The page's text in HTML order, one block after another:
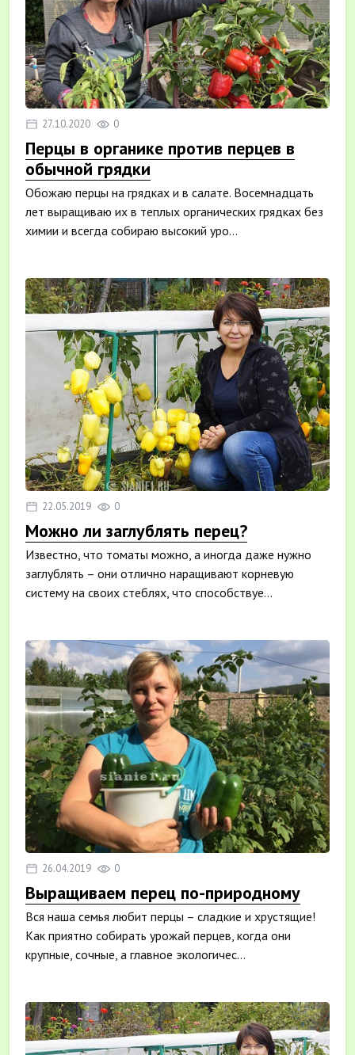
27.10.2020 0
Перцы в органике против перцев в
обычной грядки
Обожаю перцы на грядках и в салате. Восемнадцать
лет выращиваю их в теплых органических грядках без
химии и всегда собираю высокий уро...
22.05.2019 0
Можно ли заглублять перец?
Известно, что томаты можно, а иногда даже нужно
заглублять – они отлично наращивают корневую
систему на своих стеблях, что способствуе...
26.04.2019 0
Выращиваем перец по-природному
Вся наша семья любит перцы – сладкие и хрустящие!
Как приятно собирать урожай перцев, когда они
крупные, сочные, а главное экологичес...